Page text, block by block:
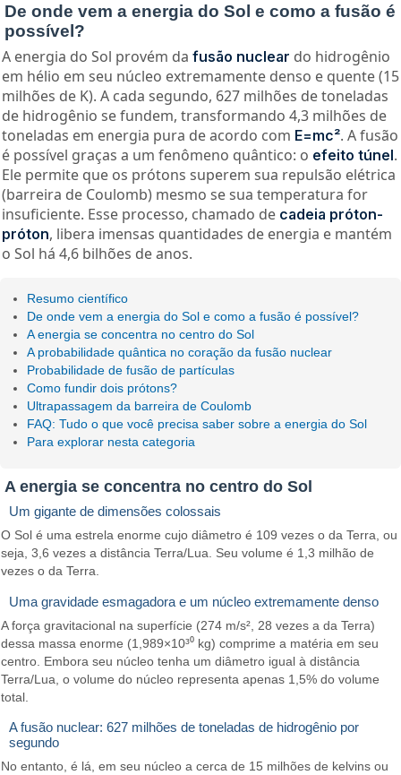
De onde vem a energia do Sol e como a fusão é
possível?
A energia do Sol provém da fusão nuclear do hidrogênio
em hélio em seu núcleo extremamente denso e quente (15
milhões de K). A cada segundo, 627 milhões de toneladas
de hidrogênio se fundem, transformando 4,3 milhões de
toneladas em energia pura de acordo com E=mc². A fusão
é possível graças a um fenômeno quântico: o efeito túnel.
Ele permite que os prótons superem sua repulsão elétrica
(barreira de Coulomb) mesmo se sua temperatura for
insuficiente. Esse processo, chamado de cadeia próton-
próton, libera imensas quantidades de energia e mantém
o Sol há 4,6 bilhões de anos.
Resumo científico
De onde vem a energia do Sol e como a fusão é possível?
A energia se concentra no centro do Sol
A probabilidade quântica no coração da fusão nuclear
Probabilidade de fusão de partículas
Como fundir dois prótons?
Ultrapassagem da barreira de Coulomb
FAQ: Tudo o que você precisa saber sobre a energia do Sol
Para explorar nesta categoria
A energia se concentra no centro do Sol
Um gigante de dimensões colossais
O Sol é uma estrela enorme cujo diâmetro é 109 vezes o da Terra, ou
seja, 3,6 vezes a distância Terra/Lua. Seu volume é 1,3 milhão de
vezes o da Terra.
Uma gravidade esmagadora e um núcleo extremamente denso
A força gravitacional na superfície (274 m/s², 28 vezes a da Terra)
dessa massa enorme (1,989×10³⁰ kg) comprime a matéria em seu
centro. Embora seu núcleo tenha um diâmetro igual à distância
Terra/Lua, o volume do núcleo representa apenas 1,5% do volume
total.
A fusão nuclear: 627 milhões de toneladas de hidrogênio por
segundo
No entanto, é lá, em seu núcleo a cerca de 15 milhões de kelvins ou